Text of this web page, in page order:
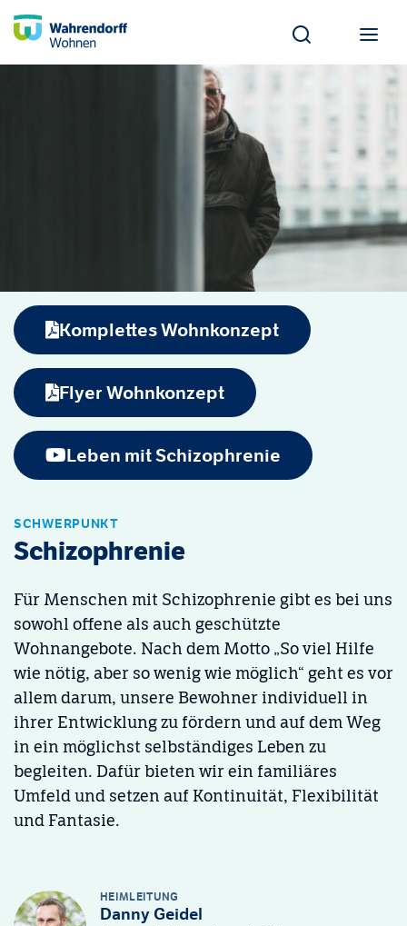
SCHWERPUNKT
Schizophrenie
Für Menschen mit Schizophrenie gibt es bei uns
sowohl offene als auch geschützte
Wohnangebote. Nach dem Motto „So viel Hilfe
wie nötig, aber so wenig wie möglich“ geht es vor
allem darum, unsere Bewohner individuell in
ihrer Entwicklung zu fördern und auf dem Weg
in ein möglichst selbständiges Leben zu
begleiten. Dafür bieten wir ein familiäres
Umfeld und setzen auf Kontinuität, Flexibilität
und Fantasie.
HEIMLEITUNG
Danny Geidel
Komplettes Wohnkonzept
Flyer Wohnkonzept
Leben mit Schizophrenie